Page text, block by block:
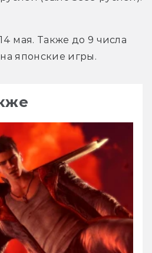
мая. Также до 9 числа
японские игры.